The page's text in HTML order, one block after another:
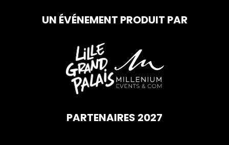
UN ÉVÉNEMENT PRODUIT PAR
PARTENAIRES 2027